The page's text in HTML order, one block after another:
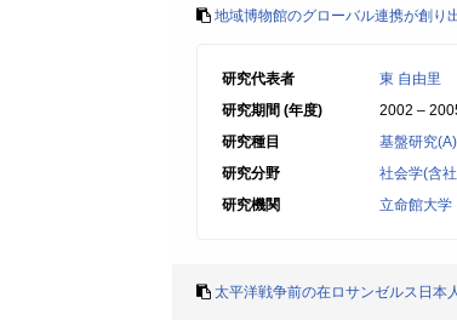
地域博物館のグローバル連携が創り
研究代表者
東 自由里
研究期間 (年度)
2002 –
研究種目
基盤研究(A)
研究分野
社会学(含
研究機関
立命館大学
太平洋戦争前の在ロサンゼルス日本